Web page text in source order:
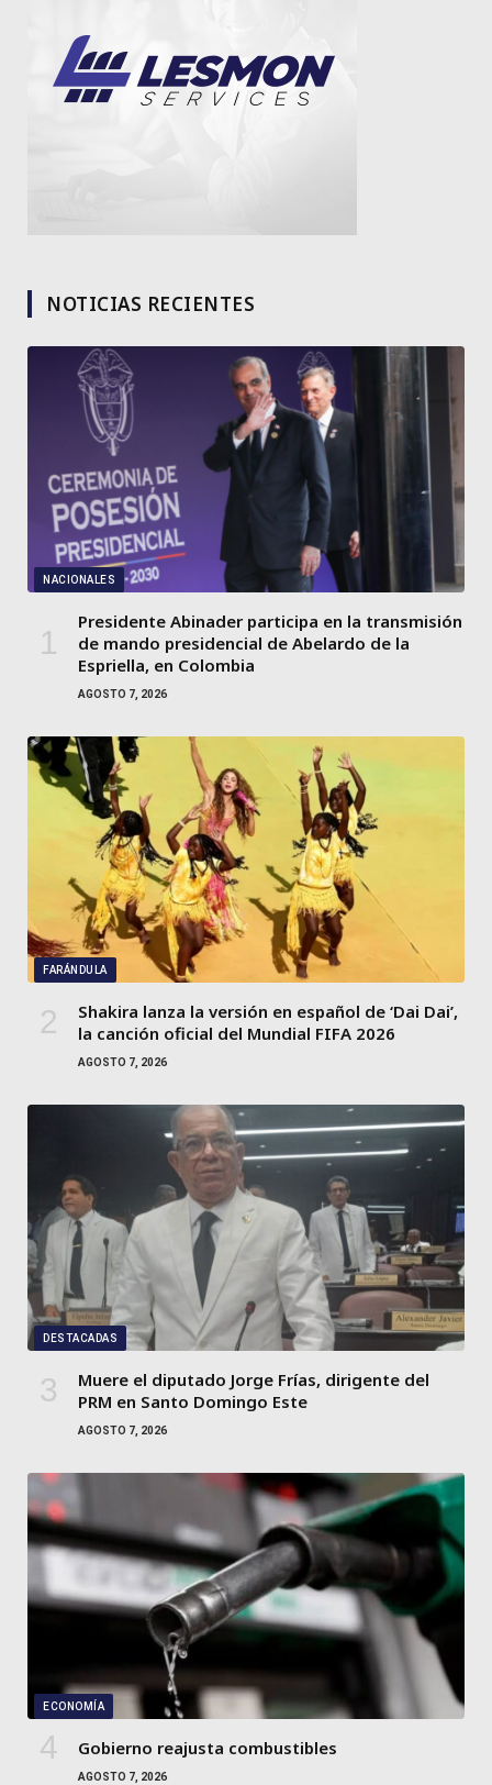
NOTICIAS RECIENTES
NACIONALES
Presidente Abinader participa en la transmisión
de mando presidencial de Abelardo de la
Espriella, en Colombia
AGOSTO 7, 2026
FARÁNDULA
Shakira lanza la versión en español de ‘Dai Dai’,
la canción oficial del Mundial FIFA 2026
AGOSTO 7, 2026
DESTACADAS
Muere el diputado Jorge Frías, dirigente del
PRM en Santo Domingo Este
AGOSTO 7, 2026
ECONOMÍA
Gobierno reajusta combustibles
AGOSTO 7, 2026